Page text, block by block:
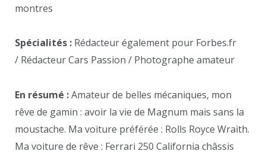
montres
Spécialités : Rédacteur également pour Forbes.fr
/ Rédacteur Cars Passion / Photographe amateur
En résumé :Amateur de belles mécaniques, mon
rêve de gamin : avoir la vie de Magnum mais sans la
moustache. Ma voiture préférée : Rolls Royce Wraith.
Ma voiture de rêve : Ferrari 250 California châssis